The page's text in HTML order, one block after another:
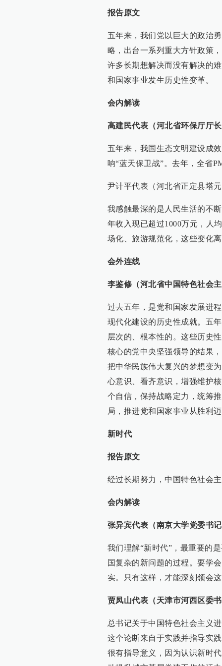
报告原文
五年来，我们党以巨大的政治
略，出台一系列重大方针政策
许多长期想解决而没有解决的
和国家事业发生历史性变革。
会内解读
高建民代表（河北省环保厅厅
五年来，我国生态文明建设成
响“蓝天保卫战”。去年，全省
尹计平代表（河北省正定县塔
我感触最深的是人民生活的不
年收入现已超过1000万元，人
场化、旅游规范化，这些变化
会外连线
李鉴修（河北省中国特色社会
过去五年，是党和国家发展进
现代化建设的历史性成就。五
层次的、根本性的。这些历史
核心的党中央坚强领导的结果
把中华民族伟大复兴的梦想变
心意识、看齐意识，增强维护
个自信，保持战略定力，统筹
局，推进党和国家事业从胜利
新时代
报告原文
经过长期努力，中国特色社会
会内解读
张异宾代表（南京大学党委书
我们理解“新时代”，最重要的
国复杂的新问题的过程。要学
实。只有这样，才能深刻领会
贾凤山代表（天津市河西区委
总书记关于中国特色社会主义
这个论断来自于实践并指导实
很有指导意义，因为认识新时